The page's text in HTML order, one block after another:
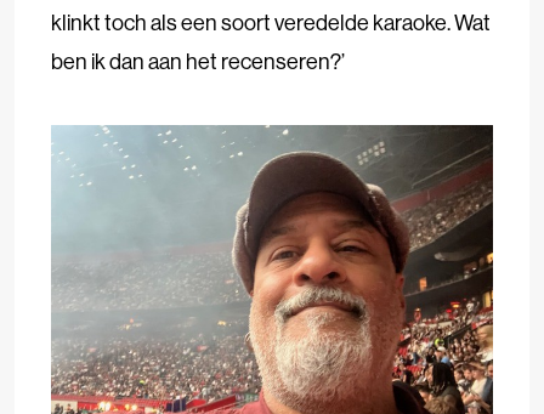
klinkt toch als een soort veredelde karaoke. Wat
ben ik dan aan het recenseren?’